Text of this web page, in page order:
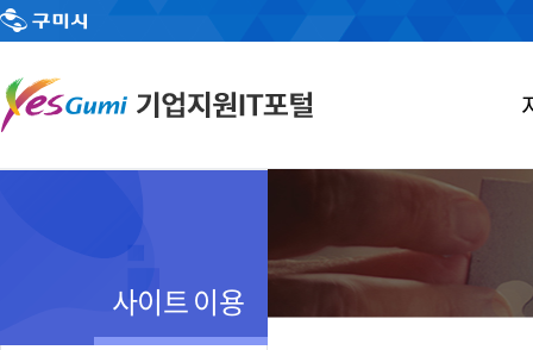
사이트 이용